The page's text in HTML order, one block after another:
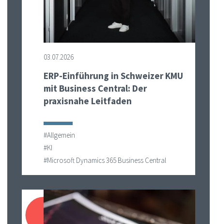
03.07.2026
ERP-Einführung in Schweizer KMU
mit Business Central: Der
praxisnahe Leitfaden
#Allgemein
#KI
#Microsoft Dynamics 365 Business Central